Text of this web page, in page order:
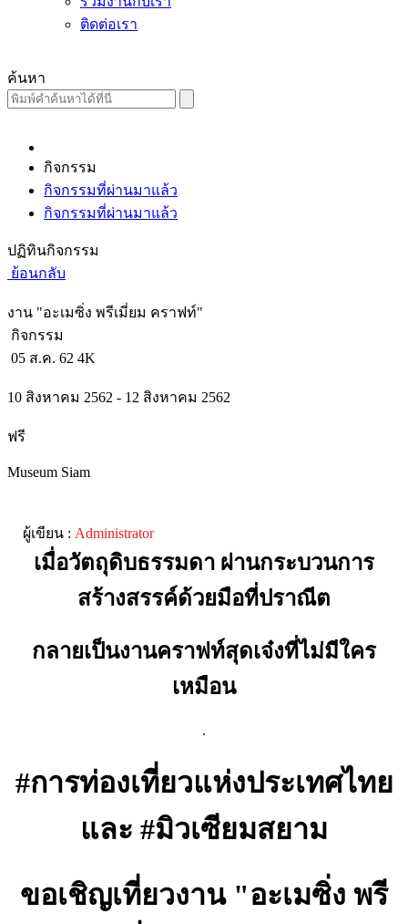
ติดต่อเรา
ค้นหา
กิจกรรม
กิจกรรมที่ผ่านมาแล้ว
กิจกรรมที่ผ่านมาแล้ว
ปฏิทินกิจกรรม
ย้อนกลับ
งาน "อะเมซิ่ง พรีเมี่ยม คราฟท์"
กิจกรรม
05 ส.ค. 62 4K
10 สิงหาคม 2562 - 12 สิงหาคม 2562
ฟรี
Museum Siam
ผู้เขียน : Administrator
เมื่อวัตถุดิบธรรมดา ผ่านกระบวนการ
สร้างสรรค์ด้วยมือที่ปราณีต
กลายเป็นงานคราฟท์สุดเจ๋งที่ไม่มีใคร
เหมือน
.
#การท่องเที่ยวแห่งประเทศไทย
และ #มิวเซียมสยาม
ขอเชิญเที่ยวงาน "อะเมซิ่ง พรี